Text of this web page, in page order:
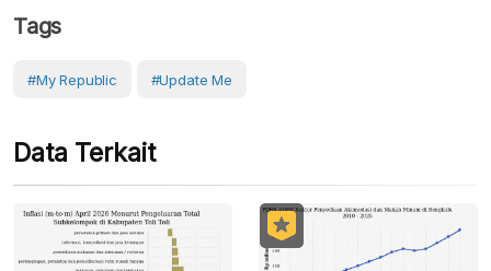
Tags
#My Republic #Update Me
Data Terkait